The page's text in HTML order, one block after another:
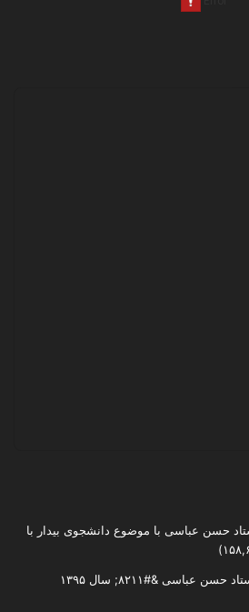
حسن عباسی با موضوع دانشجوی بیدار با
عباسی &#۸۲۱۱; سال ۱۳۹۵